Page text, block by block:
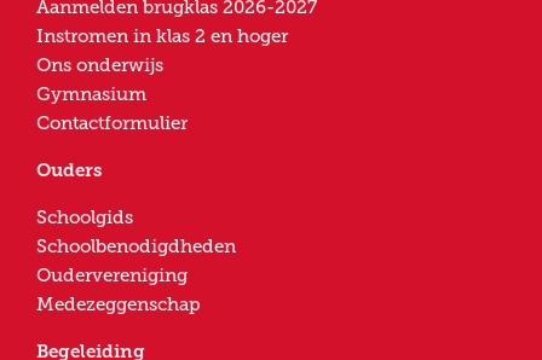
Aanmelden brugklas 2026-2027
Instromen in klas 2 en hoger
Ons onderwijs
Gymnasium
Contactformulier
Ouders
Schoolgids
Schoolbenodigdheden
Oudervereniging
Medezeggenschap
Begeleiding